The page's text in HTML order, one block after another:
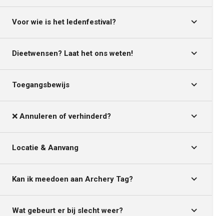
Voor wie is het ledenfestival?
Dieetwensen? Laat het ons weten!
Toegangsbewijs
❌ Annuleren of verhinderd?
Locatie & Aanvang
Kan ik meedoen aan Archery Tag?
Wat gebeurt er bij slecht weer?